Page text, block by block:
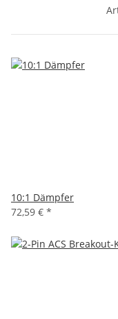
10:1 Dämpfer
72,59 € *